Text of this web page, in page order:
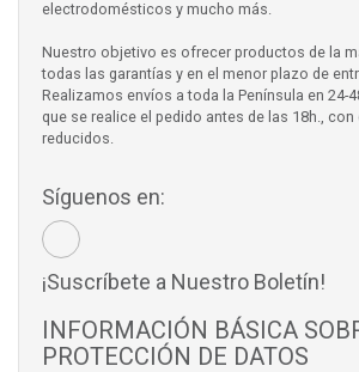
electrodomésticos y mucho más.
Nuestro objetivo es ofrecer productos de la
todas las garantías y en el menor plazo de
Realizamos envíos a toda la Península en 24-
que se realice el pedido antes de las 18h.,
reducidos.
Síguenos en:
¡Suscríbete a Nuestro Boletín!
INFORMACIÓN BÁSICA
PROTECCIÓN DE DATOS